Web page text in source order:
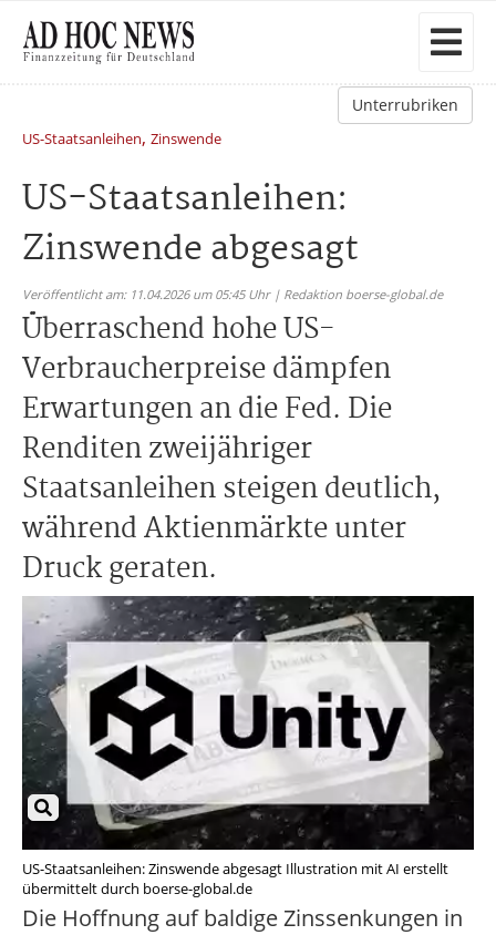
Unterrubriken
US-Staatsanleihen, Zinswende
US-Staatsanleihen:
Zinswende abgesagt
Veröffentlicht am: 11.04.2026 um 05:45 Uhr | Redaktion boerse-global.de
Überraschend hohe US-
Verbraucherpreise dämpfen
Erwartungen an die Fed. Die
Renditen zweijähriger
Staatsanleihen steigen deutlich,
während Aktienmärkte unter
Druck geraten.
US-Staatsanleihen: Zinswende abgesagt Illustration mit AI erstellt
übermittelt durch boerse-global.de
Die Hoffnung auf baldige Zinssenkungen in